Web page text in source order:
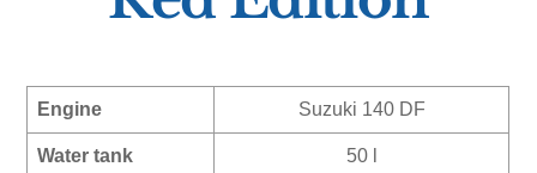
Engine Suzuki 140 DF
Water tank 50 l